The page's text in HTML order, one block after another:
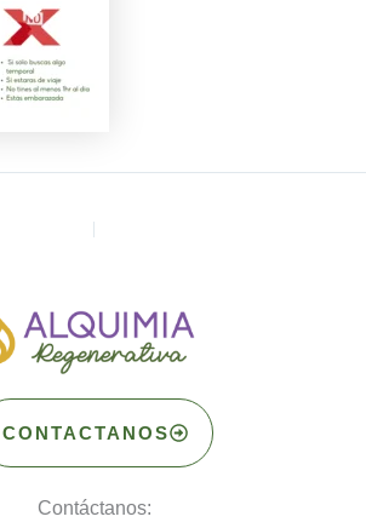
CONTACTANOS
Contáctanos: